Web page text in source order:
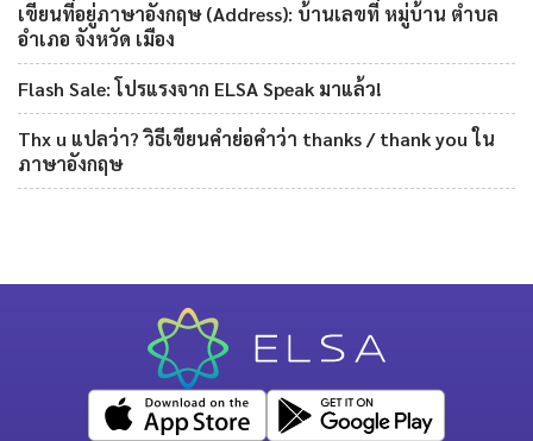
เขียนที่อยู่ภาษาอังกฤษ (Address): บ้านเลขที่ หมู่บ้าน ตำบล
อำเภอ จังหวัด เมือง
Flash Sale: โปรแรงจาก ELSA Speak มาแล้ว!
Thx u แปลว่า? วิธีเขียนคำย่อคำว่า thanks / thank you ใน
ภาษาอังกฤษ